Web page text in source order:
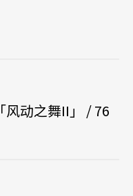
风动之舞II」 / 76